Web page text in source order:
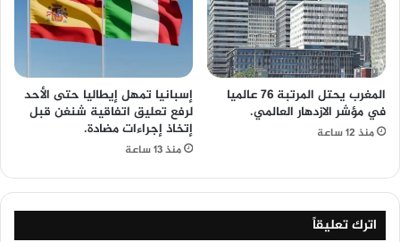
المغرب يحتل المرتبة 76 عالميا
في مؤشر الازدهار العالمي.
منذ 12 ساعة
إسبانيا تمهل إيطاليا حتى الأحد
لرفع تعليق اتفاقية شنغن قبل
إتخاذ إجراءات مضادة.
منذ 13 ساعة
اترك تعليقاً